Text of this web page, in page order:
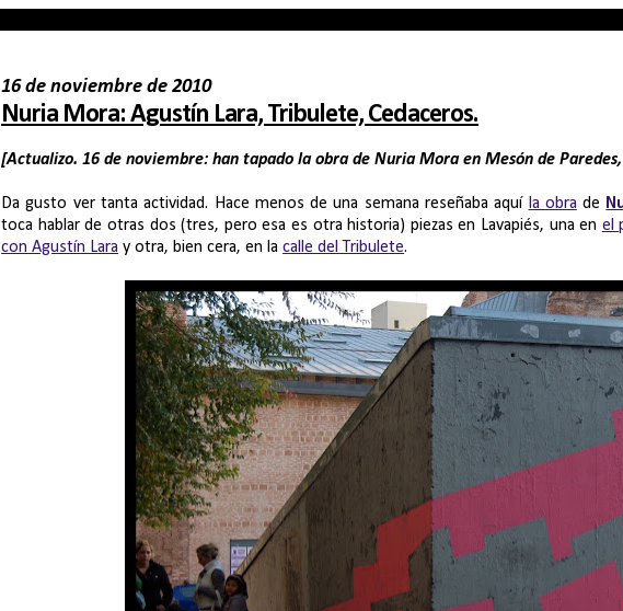
16 de noviembre de 2010
Nuria Mora: Agustín Lara, Tribulete, Cedaceros.
[Actualizo. 16 de noviembre: han tapado la obra de Nuria Mora en Mesón de
Da gusto ver tanta actividad. Hace menos de una semana reseñaba aquí la obra de
toca hablar de otras dos (tres, pero esa es otra historia) piezas en Lavapiés, una en el
con Agustín Lara y otra, bien cera, en lacalle del Tribulete.